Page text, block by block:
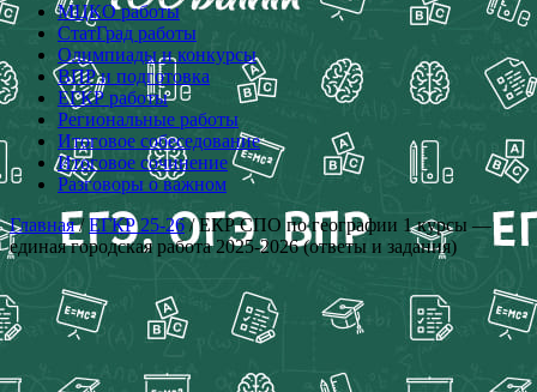
МЦКО работы
СтатГрад работы
Олимпиады и конкурсы
ВПР и подготовка
ЕГКР работы
Региональные работы
Итоговое собеседование
Итоговое сочинение
Разговоры о важном
Главная/ЕГКР 25-26/ ЕКР СПО по географии 1 курсы —
единая городская работа 2025-2026 (ответы и задания)